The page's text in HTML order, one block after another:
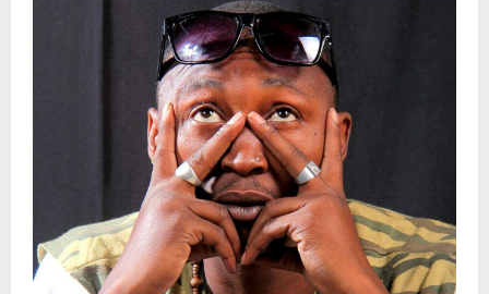
kutumbuiza
kombe
Dunia
2026